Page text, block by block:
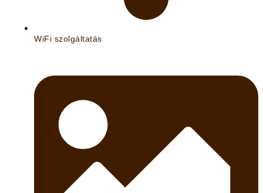
WiFi szolgáltatás